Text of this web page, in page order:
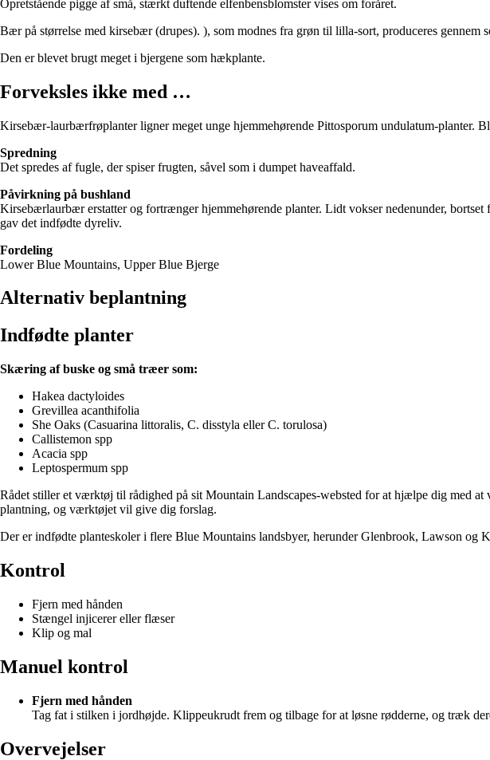
Opretstående pigge af små, stærkt duftende elfenbensblomster vises om foråret.
Bær på størrelse med kirsebær (drupes). ), som modnes fra grøn til lilla-sort, produceres gennem
Den er blevet brugt meget i bjergene som hækplante.
Forveksles ikke med …
Kirsebær-laurbærfrøplanter ligner meget unge hjemmehørende Pittosporum undulatum-planter.
Spredning
Det spredes af fugle, der spiser frugten, såvel som i dumpet haveaffald.
Påvirkning på bushland
Kirsebærlaurbær erstatter og fortrænger hjemmehørende planter. Lidt vokser nedenunder,
gav det indfødte dyreliv.
Fordeling
Lower Blue Mountains, Upper Blue Bjerge
Alternativ beplantning
Indfødte planter
Skæring af buske og små træer som:
Hakea dactyloides
Grevillea acanthifolia
She Oaks (Casuarina littoralis, C. disstyla eller C. torulosa)
Callistemon spp
Acacia spp
Leptospermum spp
Rådet stiller et værktøj til rådighed på sit Mountain Landscapes-websted for at hjælpe dig med
plantning, og værktøjet vil give dig forslag.
Der er indfødte planteskoler i flere Blue Mountains landsbyer, herunder Glenbrook, Lawson og
Kontrol
Fjern med hånden
Stængel injicerer eller flæser
Klip og mal
Manuel kontrol
Fjern med hånden
Tag fat i stilken i jordhøjde. Klippeukrudt frem og tilbage for at løsne rødderne, og træk
Overvejelser